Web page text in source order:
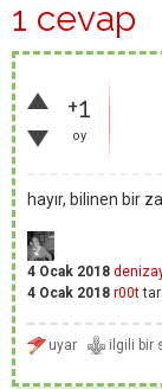
1 cevap
+1
oy
hayır, bilinen bir
4 Ocak 2018
4 Ocak 2018 r00t